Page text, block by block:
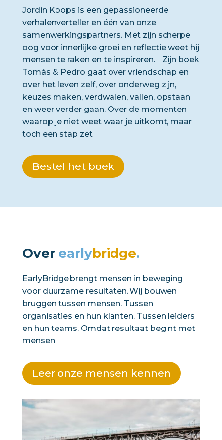
Jordin Koops is een gepassioneerde
verhalenverteller en één van onze
samenwerkingspartners. Met zijn scherpe
oog voor innerlijke groei en reflectie weet hij
mensen te raken en te inspireren. Zijn boek
Tomás & Pedro gaat over vriendschap en
over het leven zelf, over onderweg zijn,
keuzes maken, verdwalen, vallen, opstaan
en weer verder gaan. Over de momenten
waarop je niet weet waar je uitkomt, maar
toch een stap zet
Bestel het boek
Over earlybridge.
EarlyBridge brengt mensen in beweging
voor duurzame resultaten. Wij bouwen
bruggen tussen mensen. Tussen
organisaties en hun klanten. Tussen leiders
en hun teams. Omdat resultaat begint met
mensen.
Leer onze mensen kennen